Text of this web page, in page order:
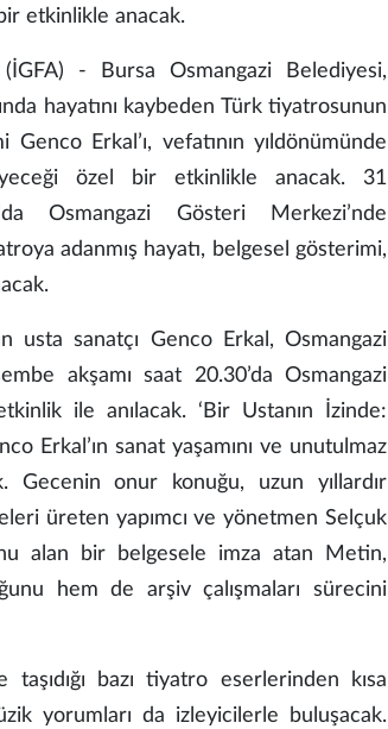
etkinlikle anacak.
(İGFA) - Bursa Osmangazi Belediyesi,
hayatını kaybeden Türk tiyatrosunun
Genco Erkal’ı, vefatının yıldönümünde
özel bir etkinlikle anacak. 31
Osmangazi Gösteri Merkezi’nde
adanmış hayatı, belgesel gösterimi,
usta sanatçı Genco Erkal, Osmangazi
akşamı saat 20.30’da Osmangazi
ile anılacak. ‘Bir Ustanın İzinde:
Erkal’ın sanat yaşamını ve unutulmaz
Gecenin onur konuğu, uzun yıllardır
üreten yapımcı ve yönetmen Selçuk
alan bir belgesele imza atan Metin,
hem de arşiv çalışmaları sürecini
taşıdığı bazı tiyatro eserlerinden kısa
yorumları da izleyicilerle buluşacak.